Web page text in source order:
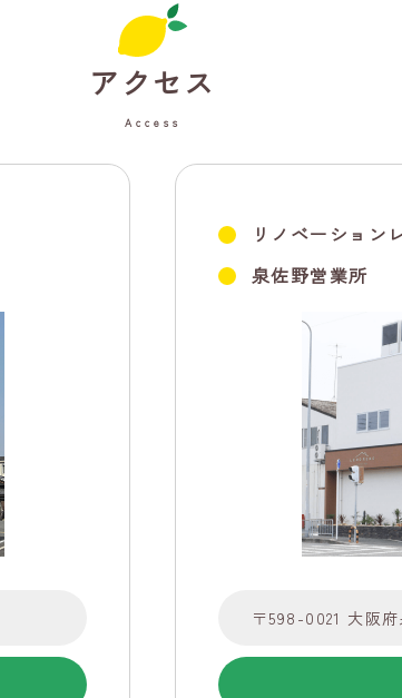
アクセス
Access
リノベーション
泉佐野営業所
〒598-0021 大阪